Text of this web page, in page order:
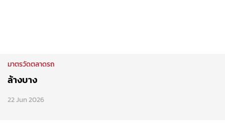
มาตรวัดตลาดรถ
ล้างบาง
22 Jun 2026